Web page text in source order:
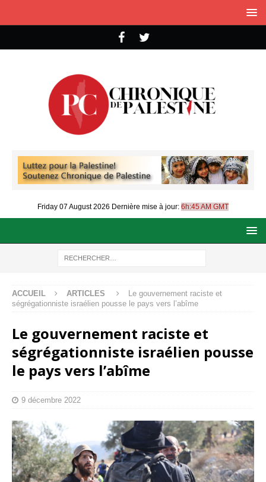
Friday 07 August 2026 Dernière mise à jour: 6h:45 AM GMT
ACCUEIL ARTICLES
Le gouvernement raciste et
ségrégationniste israélien pousse le pays vers l’abîme
Le gouvernement raciste et
ségrégationniste israélien pousse
le pays vers l’abîme
9 décembre 2022